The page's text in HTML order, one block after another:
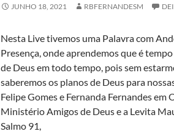
JUNHO 18, 2021 RBFERNANDESM
Nesta Live tivemos uma Palavra com
Presença, onde aprendemos que é
de Deus em todo tempo, pois sem
saberemos os planos de Deus para
Felipe Gomes e Fernanda Fernandes em
Ministério Amigos de Deus e a Levita
Salmo 91,